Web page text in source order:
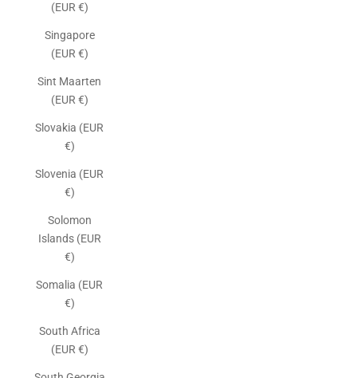
(EUR €)
Singapore
(EUR €)
Sint Maarten
(EUR €)
Slovakia (EUR
€)
Slovenia (EUR
€)
Solomon
Islands (EUR
€)
Somalia (EUR
€)
South Africa
(EUR €)